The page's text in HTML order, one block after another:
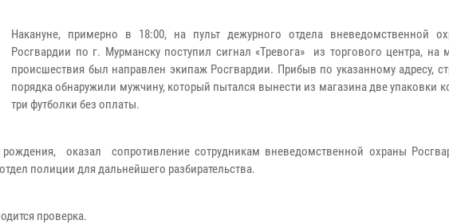
Накануне, примерно в 18:00, на пульт дежурного отдела вневедомственной
Росгвардии по г. Мурманску поступил сигнал «Тревога» из торгового центра, на
происшествия был направлен экипаж Росгвардии. Прибыв по указанному адресу,
порядка обнаружили мужчину, который пытался вынести из магазина две упаковки
три футболки без оплаты.
оказал сопротивление сотрудникам вневедомственной охраны
полиции для дальнейшего разбирательства.
проверка.